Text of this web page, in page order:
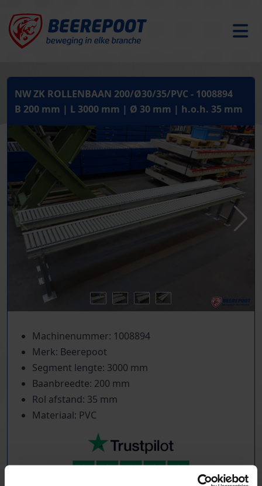
NW ZK ROLLENBAAN 200/Ø30/35/PVC - 1008894
B 200 mm | L 3000 mm | Ø 30 mm | h.o.h. 35 mm
Machinenummer: 1008894
Merk: Beerepoot
Segment lengte: 3000 mm
Baanbreedte: 200 mm
Rol afstand: 35 mm
Materiaal: PVC